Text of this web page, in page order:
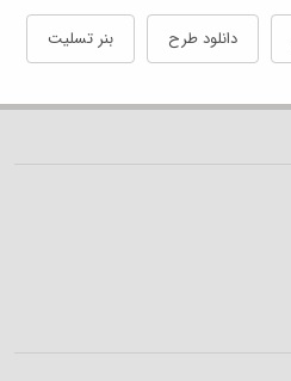
دانلود طرح بنر تسلیت